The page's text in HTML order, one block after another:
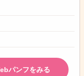
パンフをみる